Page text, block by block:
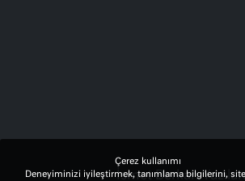
İsmet Berkan Yazıları
Çerez kullanımı
Deneyiminizi iyileştirmek, tanımlama bilgilerini,